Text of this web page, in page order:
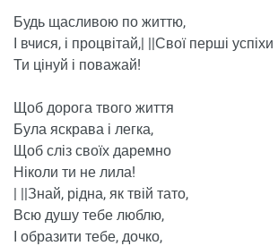
Будь щасливою по життю,
І вчися, і процвітай,| ||Свої перші успіхи
Ти цінуй і поважай!
Щоб дорога твого життя
Була яскрава і легка,
Щоб сліз своїх даремно
Ніколи ти не лила!
| ||Знай, рідна, як твій тато,
Всю душу тебе люблю,
І образити тебе, дочко,